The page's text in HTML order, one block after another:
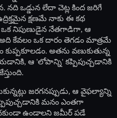
ఒడ్డున లేదా చెట్ల కింద జరిగే
క్షణమే నాకు ఈ కథ
నిపుణుడైన నేతగాడిగా, ఆ
కేవలం ఒక దారం తెగడం మాత్రమే
అతను వణుకుతున్న
ఆ 'లోపాన్ని' కప్పిపుచ్చడానికి
జరగనప్పుడు, ఆ వైఫల్యాన్ని
మనం ఎంతగా
ఉండాలని జమీర్ పడే